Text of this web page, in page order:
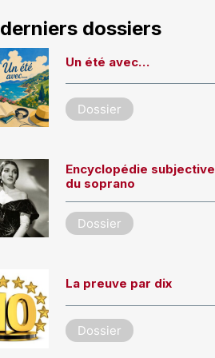
dossiers
Un été avec…
Dossier
Encyclopédie subjective
du soprano
Dossier
La preuve par dix
Dossier